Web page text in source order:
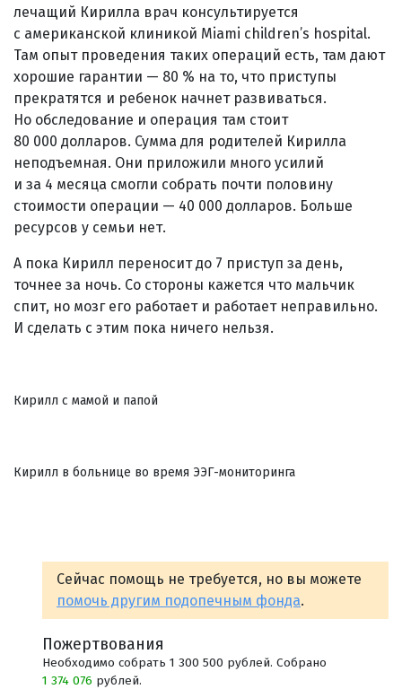
лечащий Кирилла врач консультируется
с американской клиникой Miami children’s hospital.
Там опыт проведения таких операций есть, там дают
хорошие гарантии — 80 % на то, что приступы
прекратятся и ребенок начнет развиваться.
Но обследование и операция там стоит
80 000 долларов. Сумма для родителей Кирилла
неподъемная. Они приложили много усилий
и за 4 месяца смогли собрать почти половину
стоимости операции — 40 000 долларов. Больше
ресурсов у семьи нет.
А пока Кирилл переносит до 7 приступ за день,
точнее за ночь. Со стороны кажется что мальчик
спит, но мозг его работает и работает неправильно.
И сделать с этим пока ничего нельзя.
Кирилл с мамой и папой
Кирилл в больнице во время ЭЭГ-мониторинга
Сейчас помощь не требуется, но вы можете
помочь другим подопечным фонда.
Пожертвования
Необходимо собрать 1 300 500 рублей. Собрано
1 374 076 рублей.